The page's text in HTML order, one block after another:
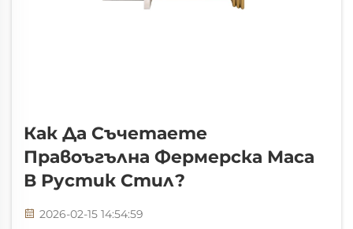
Как Да Съчетаете
Правоъгълна Фермерска Маса
В Рустик Стил?
2026-02-15 14:54:59